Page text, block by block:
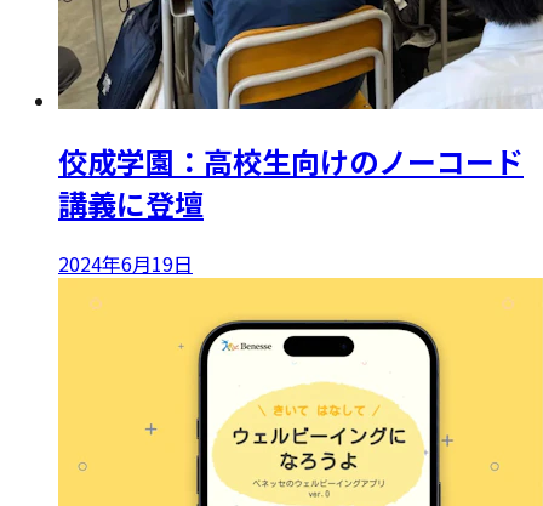
佼成学園：高校生向けのノーコード
講義に登壇
2024年6月19日